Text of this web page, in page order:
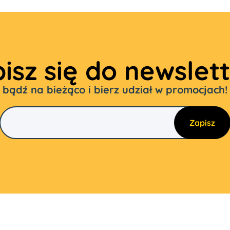
się do
bądź na bieżąco i bierz udział w promocjach!